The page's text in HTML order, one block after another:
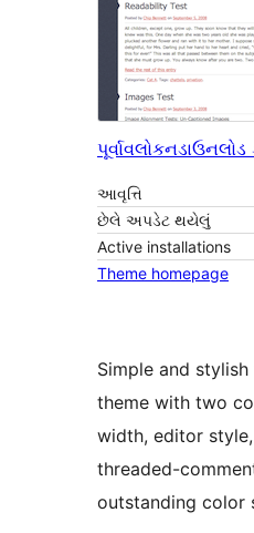
પૂર્વાવલોકનડાઉનલોડ
આવૃત્તિ
છેલે અપડેટ થયેલું
Active installations
Theme homepage
Simple and
theme with two
width, editor
threaded-
outstanding color